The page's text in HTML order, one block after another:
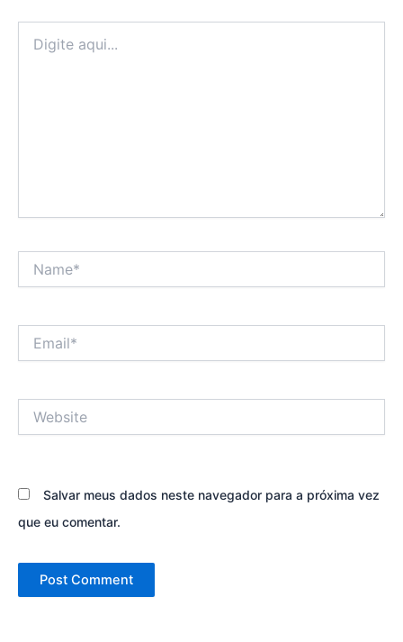
aqui...
Salvar meus dados neste navegador para a próxima vez
que eu comentar.